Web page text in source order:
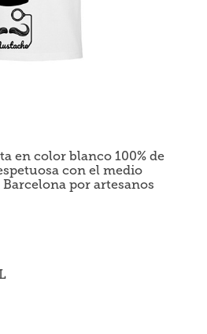
en color blanco 100% de
con el medio
por artesanos